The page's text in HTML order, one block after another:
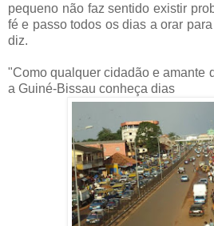
pequeno não faz sentido existir
fé e passo todos os dias a orar
diz.
"Como qualquer cidadão e amante
a Guiné-Bissau conheça dias